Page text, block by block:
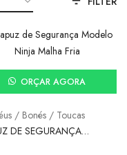
ORÇAR AGORA
/ Bonés / Toucas
DE SEGURANÇA